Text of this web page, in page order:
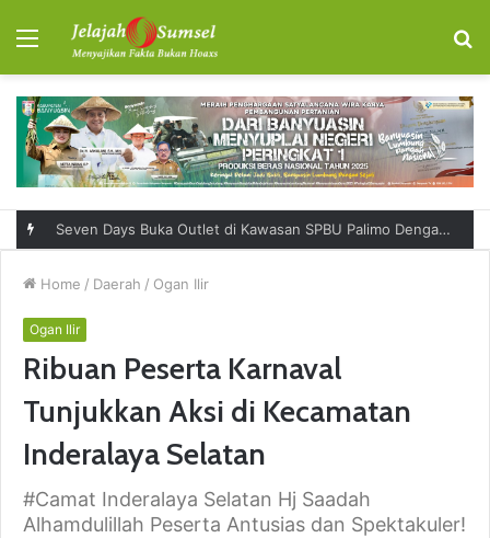
Menu
RSUD Talang Ubi Permudah Masyarakat Sampaikan Keluhan Lewat Kanal Pengaduan Resmi
Home / Daerah / Ogan Ilir
Ogan Ilir
Ribuan Peserta Karnaval
Tunjukkan Aksi di Kecamatan
Inderalaya Selatan
#Camat Inderalaya Selatan Hj Saadah
Alhamdulillah Peserta Antusias dan Spektakuler!